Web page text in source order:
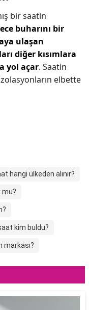
bir saatin
buharını bir
ulaşan
diğer kısımlara
yol açar. Saatin
elbette
hangi ülkeden alınır?
mu?
kim buldu?
markası?